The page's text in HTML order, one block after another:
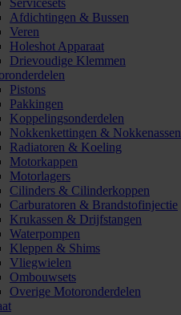
Servicesets
Afdichtingen & Bussen
Veren
Holeshot Apparaat
Drievoudige Klemmen
Pistons
Pakkingen
Koppelingsonderdelen
Nokkenkettingen & Nokkenassen
Radiatoren & Koeling
Motorkappen
Motorlagers
Cilinders & Cilinderkoppen
Carburatoren & Brandstofinjectie
Krukassen & Drijfstangen
Waterpompen
Kleppen & Shims
Vliegwielen
Ombouwsets
Overige Motoronderdelen